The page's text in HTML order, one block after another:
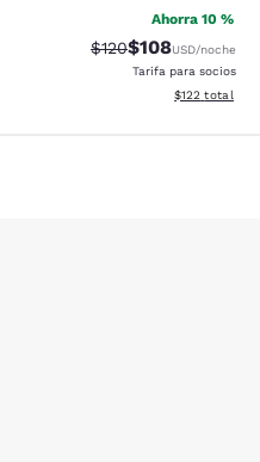
Ahorra 10 %
Precio tachado:
$120Precio con
$108USD/noche
Tarifa para socios
Ver detalles
$122 total